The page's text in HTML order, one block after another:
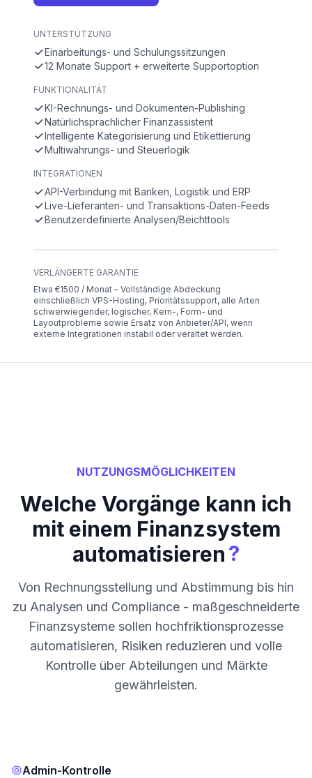
UNTERSTÜTZUNG
Einarbeitungs- und Schulungssitzungen
12 Monate Support + erweiterte Supportoption
FUNKTIONALITÄT
KI-Rechnungs- und Dokumenten-Publishing
Natürlichsprachlicher Finanzassistent
Intelligente Kategorisierung und Etikettierung
Multiwährungs- und Steuerlogik
INTEGRATIONEN
API-Verbindung mit Banken, Logistik und ERP
Live-Lieferanten- und Transaktions-Daten-Feeds
Benutzerdefinierte Analysen/Beichttools
VERLÄNGERTE GARANTIE
Etwa €1500 / Monat – Vollständige Abdeckung
einschließlich VPS-Hosting, Prioritätssupport, alle Arten
schwerwiegender, logischer, Kern-, Form- und
Layoutprobleme sowie Ersatz von Anbieter/API, wenn
externe Integrationen instabil oder veraltet werden.
NUTZUNGSMÖGLICHKEITEN
Welche Vorgänge kann ich
mit einem Finanzsystem
automatisieren?
Von Rechnungsstellung und Abstimmung bis hin
zu Analysen und Compliance - maßgeschneiderte
Finanzsysteme sollen hochfriktionsprozesse
automatisieren, Risiken reduzieren und volle
Kontrolle über Abteilungen und Märkte
gewährleisten.
Admin-Kontrolle